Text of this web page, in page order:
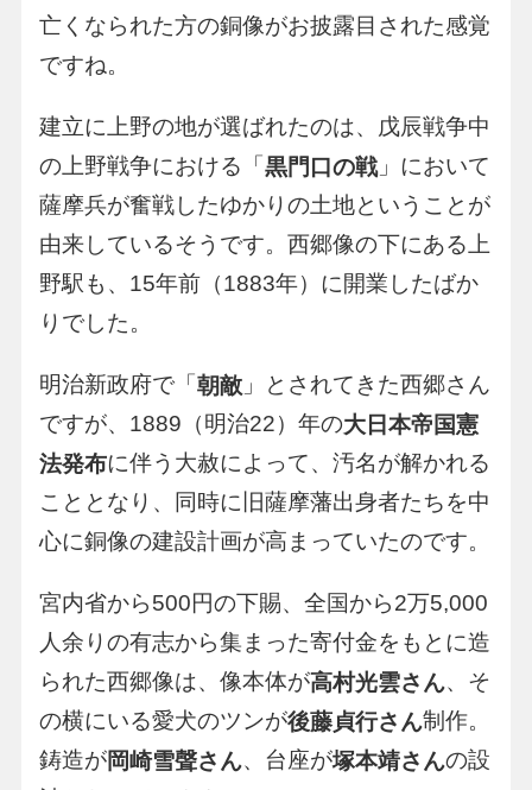
亡くなられた方の銅像がお披露目された感覚
ですね。
建立に上野の地が選ばれたのは、戊辰戦争中
の上野戦争における「 黒門口の戦」において
薩摩兵が奮戦したゆかりの土地ということが
由来しているそうです。西郷像の下にある上
野駅も、15年前（1883年）に開業したばか
りでした。
明治新政府で「 朝敵」とされてきた西郷さん
ですが、1889（明治22）年の大日本帝国憲
法発布に伴う大赦によって、汚名が解かれる
こととなり、同時に旧薩摩藩出身者たちを中
心に銅像の建設計画が高まっていたのです。
宮内省から500円の下賜、全国から2万5,000
人余りの有志から集まった寄付金をもとに造
られた西郷像は、像本体が高村光雲さん、そ
の横にいる愛犬のツンが後藤貞行さん制作。
鋳造が岡崎雪聲さん、台座が塚本靖さんの設